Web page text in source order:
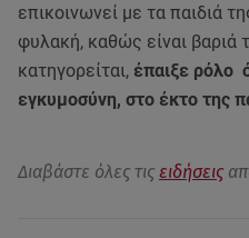
επικοινωνεί με τα παιδιά
φυλακή, καθώς είναι βαριά
κατηγορείται, έπαιξε ρόλο
εγκυμοσύνη, στο έκτο της
Διαβάστε όλες τις ειδήσεις